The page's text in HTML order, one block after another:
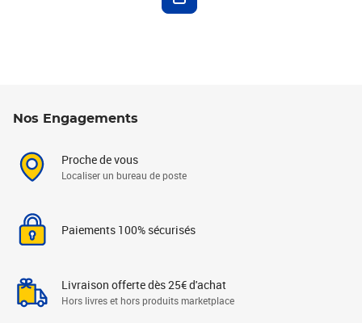
Nos Engagements
Proche de vous
Localiser un bureau de poste
Paiements 100% sécurisés
Livraison offerte dès 25€ d'achat
Hors livres et hors produits marketplace